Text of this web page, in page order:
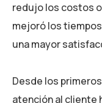
redujo los costos
mejoró los
una mayor
Desde los
atención al cliente